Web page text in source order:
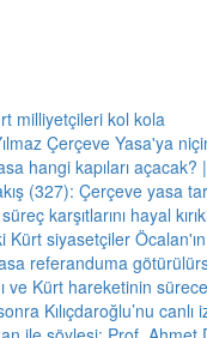
milliyetçileri kol kola
Çerçeve Yasa'ya niçin
hangi kapıları
(327): Çerçeve yasa
karşıtlarını hayal
Kürt siyasetçiler
referanduma
ve Kürt hareketinin
Kılıçdaroğlu’nu canlı